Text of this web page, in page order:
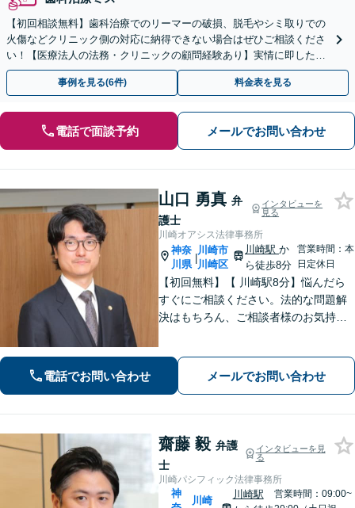
【初回相談無料】歯科治療でのリーマーの破損、脱毛やシミ取りでの
火傷などクリニック側の対応に納得できない場合はぜひご相談くださ
い！【医療法人の法務・クリニックの顧問経験あり】実情に即したア
ドバイスで、納得のできるトラブルの解決を目指します。
事例を見る(6件) 料金表を見る
電話で面談予約 メールでお問い合わせ
山口 勇真 弁
護士
インタビューを
見る
川崎オアシス法律事務所
神奈
川県
|
川崎市
川崎区
川崎駅 か
ら徒歩8分
営業時間：本
日定休日
【初回無料】【 川崎駅8分】悩んだら
すぐにご相談ください。法的な問題解
決はもちろん、ご相談者様のお気持ち
脚」の姿勢で解決まで伴走いたします
ので安心してお任せください。【WEB
電話でお問い合わせ メールでお問い合わせ
齋藤 毅 弁護
士
インタビューを見
る
川崎パシフィック法律事務所
神
川崎
川崎駅
営業時間：09:00~